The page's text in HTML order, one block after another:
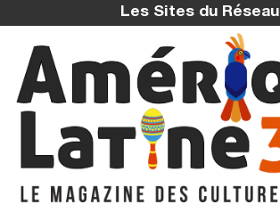
Les Sites du Réseau